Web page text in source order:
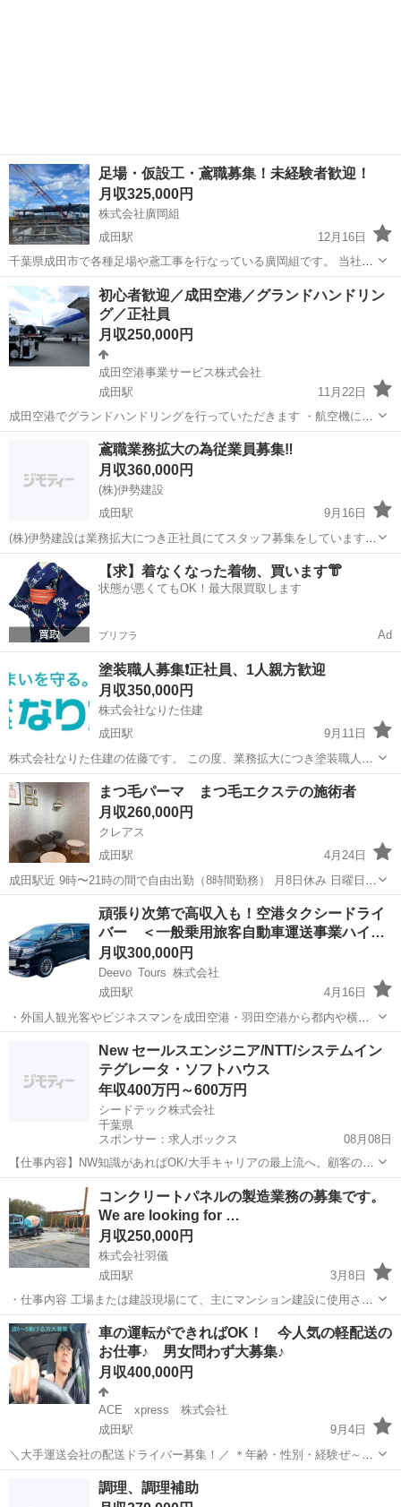
足場・仮設工・鳶職募集！未経験者歓迎！
月収325,000円
株式会社廣岡組
成田駅
12月16日
千葉県成田市で各種足場や鳶工事を行なっている廣岡組です。 当社で
は経験者から未経験者まで幅広く募集しております。 鳶職と言うと危
険なイメージを持たれる方も多いと思いますが、ゼネコン様は勿論、
当社コンプライアンスに基づき安...
千葉 成田市 成田駅 鳶職 未経験
初心者歓迎／成田空港／グランドハンドリン
グ／正社員
月収250,000円
成田空港事業サービス株式会社
成田駅
11月22日
成田空港でグランドハンドリングを行っていただきます ・航空機に専
用の機材装着 ・貨物及び手荷物の搭降載作業 ・けん引車両で貨物及び
手荷物の搬送 ・上記に附帯した作業全般 ＊一人で作業ができる...
成田市 成田駅 その他 業務
鳶職業務拡大の為従業員募集‼️
月収360,000円
(株)伊勢建設
成田駅
9月16日
(株)伊勢建設は業務拡大につき正社員にてスタッフ募集をしています。
未経験でもOKです。手に職を持つプロの職人を目指しましょう！ 足
場・玉掛け等の資格がある方歓迎です。 【募集要項】 仕事内容 鳶職
人 応募資格 18～...
千葉 成田駅 鳶職 業務
【求】着なくなった着物、買います👘
状態が悪くてもOK！最大限買取します
プリフラ Ad
塗装職人募集❗️正社員、1人親方歓迎
月収350,000円
株式会社なりた住建
成田駅
9月11日
株式会社なりた住建の佐藤です。 この度、業務拡大につき塗装職人募
集致します。 連絡待ってます！ 募集資格 ・学歴・年齢・性別不問 ・
経験者優遇(人柄重視😊) ・経験者の方要相談(オラオラ系はごめんなさ
い🙏) 雇用形態 ...
千葉 成田市 成田駅 その他 業務
まつ毛パーマ まつ毛エクステの施術者
月収260,000円
クレアス
成田駅
4月24日
成田駅近 9時〜21時の間で自由出勤（8時間勤務） 月8日休み 日曜日休
みOK 長期休暇OK 髪型、服装、自由 フリーランス（業務委託）
成田市 成田駅 美容師 フリーランス
頑張り次第で高収入も！空港タクシードライ
バー ＜一般乗用旅客自動車運送事業ハイ…
月収300,000円
Deevo Tours 株式会社
成田駅
4月16日
・外国人観光客やビジネスマンを成田空港・羽田空港から都内や横
浜、千葉県内のホテル・オフィスに送迎するお仕事です。 ・実サービ
ス時間は１日１～５時間程度で、自由な時間が非常に多 い仕事です。
・目的地は事前に決まって...
New セールスエンジニア/NTT/システムイン
テグレータ・ソフトハウス
年収400万円～600万円
シードテック株式会社
千葉県
スポンサー：求人ボックス
08月08日
【仕事内容】NW知識があればOK/大手キャリアの最上流へ。顧客の意
思決定に伴走するセールスエンジニア「残業月10〜15h/在宅有」 仕事
内容: 技術の先にある、顧客の課題解決へ。 単なる構築・運用で終わ
らせない。大手キャリアの最先...
コンクリートパネルの製造業務の募集です。
We are looking for …
月収250,000円
株式会社羽儀
成田駅
3月8日
・仕事内容 工場または建設現場にて、主にマンション建設に使用され
るコンクリートパネルを製造します。 ・求人 男性、女性の、アルバイ
トも雇用可能です。 経験関係なく努力する人材を求めています。 外国
人も問題なく就職可能です。...
千葉 富里市 成田駅 プラント設計 業務
車の運転ができればOK！ 今人気の軽配送の
お仕事♪ 男女問わず大募集♪
月収400,000円
ACE xpress 株式会社
成田駅
9月4日
＼大手運送会社の配送ドライバー募集！／ ＊年齢・性別・経験ぜ～ん
ぶ不問！ ＊週払い・前払いＯＫ♪ ＊ネット通販の急増により、給与も
成田市 成田駅 配送
調理、調理補助